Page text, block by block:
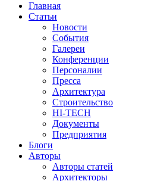
Главная
Статьи
Новости
События
Галереи
Конференции
Персоналии
Пресса
Архитектура
Строительство
HI-TECH
Документы
Предприятия
Блоги
Авторы
Авторы статей
Архитекторы